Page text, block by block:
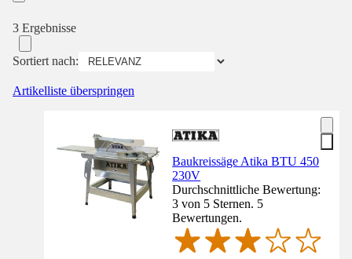
3 Ergebnisse
Sortiert nach:
Artikelliste überspringen
Baukreissäge Atika BTU 450
230V
Durchschnittliche Bewertung:
3 von 5 Sternen. 5
Bewertungen.